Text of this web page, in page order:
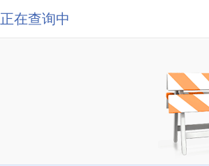
正在查询中